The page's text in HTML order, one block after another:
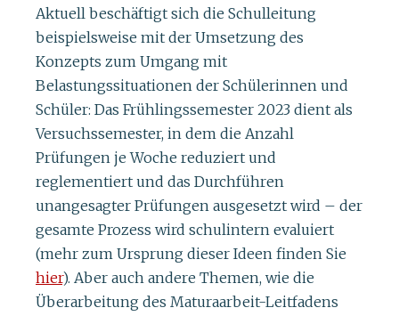
Aktuell beschäftigt sich die Schulleitung
beispielsweise mit der Umsetzung des
Konzepts zum Umgang mit
Belastungssituationen der Schülerinnen und
Schüler: Das Frühlingssemester 2023 dient als
Versuchssemester, in dem die Anzahl
Prüfungen je Woche reduziert und
reglementiert und das Durchführen
unangesagter Prüfungen ausgesetzt wird – der
gesamte Prozess wird schulintern evaluiert
(mehr zum Ursprung dieser Ideen finden Sie
hier). Aber auch andere Themen, wie die
Überarbeitung des Maturaarbeit-Leitfadens